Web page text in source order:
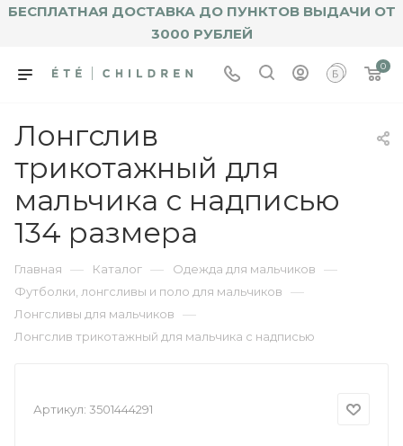
БЕСПЛАТНАЯ ДОСТАВКА ДО ПУНКТОВ ВЫДАЧИ ОТ
3000 РУБЛЕЙ
0
Лонгслив
трикотажный для
мальчика с надписью
134 размера
Главная — Каталог — Одежда для мальчиков —
Футболки, лонгсливы и поло для мальчиков —
Лонгсливы для мальчиков —
Лонгслив трикотажный для мальчика с надписью
Артикул: 3501444291